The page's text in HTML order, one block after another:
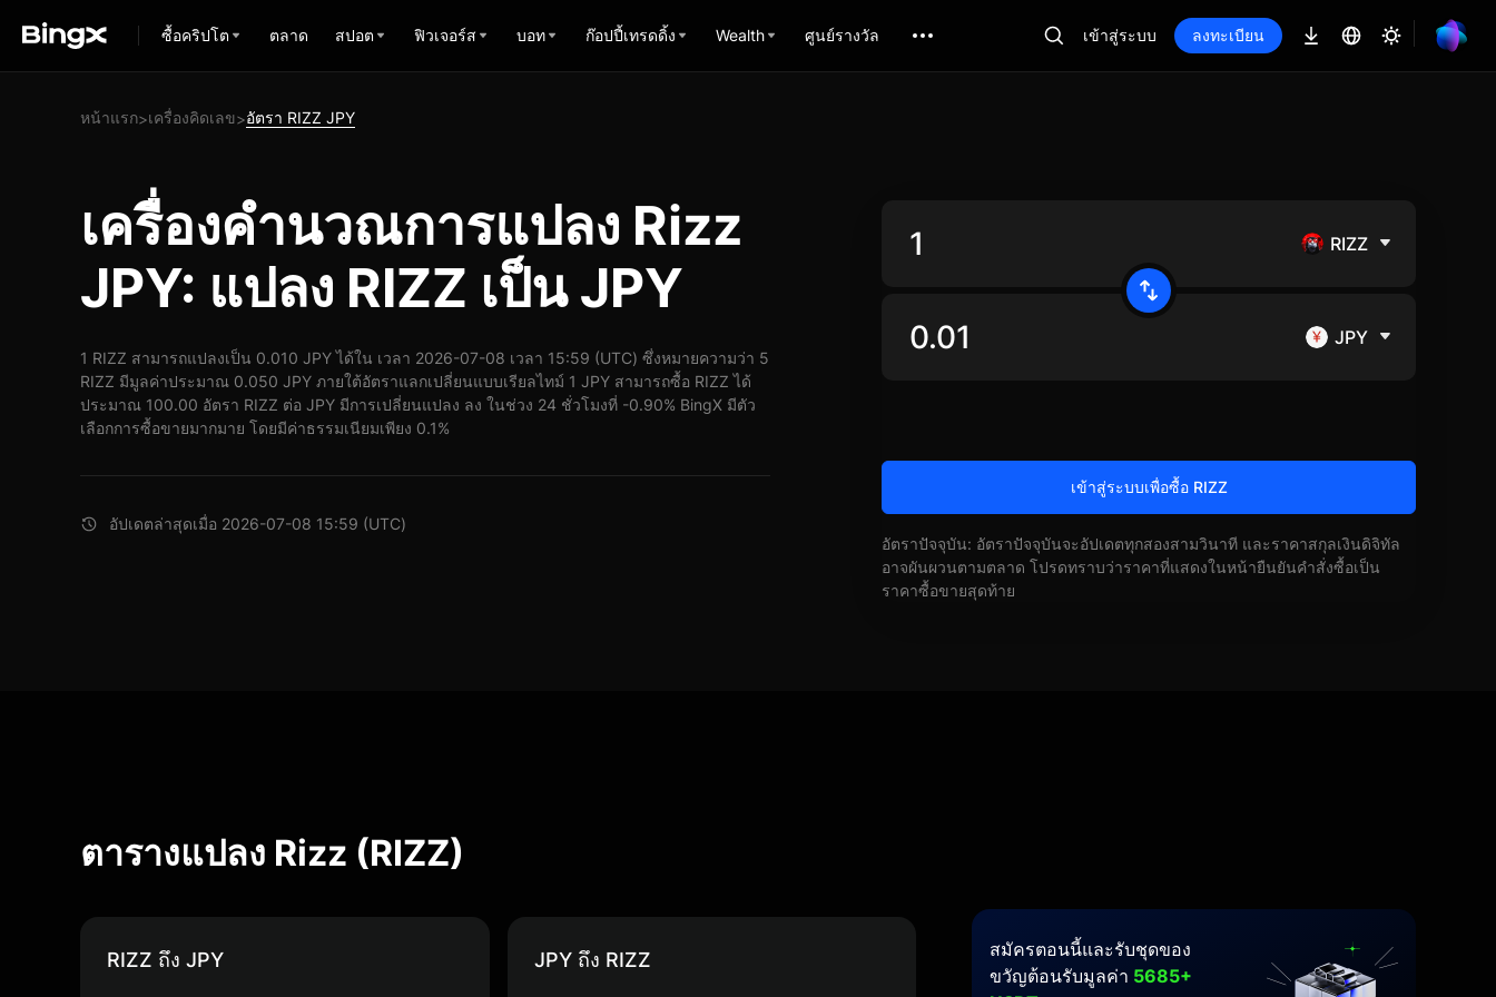
ซื้อคริปโต ตลาด สปอต ฟิวเจอร์ส บอท ก๊อปปี้เทรดดิ้ง Wealth ศูนย์รางวัล เข้าสู่ระบบ ลงทะเบียน
หน้าแรก>เครื่องคิดเลข>อัตรา RIZZ JPY
เครื่องคำนวณการแปลง Rizz
JPY: แปลง RIZZ เป็น JPY
1 RIZZ สามารถแปลงเป็น 0.010 JPY ได้ใน เวลา 2026-07-08 เวลา 15:59 (UTC) ซึ่งหมายความว่า 5
RIZZ มีมูลค่าประมาณ 0.050 JPY ภายใต้อัตราแลกเปลี่ยนแบบเรียลไทม์ 1 JPY สามารถซื้อ RIZZ ได้
ประมาณ 100.00 อัตรา RIZZ ต่อ JPY มีการเปลี่ยนแปลง ลง ในช่วง 24 ชั่วโมงที่ -0.90% BingX มีตัว
เลือกการซื้อขายมากมาย โดยมีค่าธรรมเนียมเพียง 0.1%
อัปเดตล่าสุดเมื่อ 2026-07-08 15:59 (UTC)
RIZZ
JPY
เข้าสู่ระบบเพื่อซื้อ RIZZ
อัตราปัจจุบัน: อัตราปัจจุบันจะอัปเดตทุกสองสามวินาที และราคาสกุลเงินดิจิทัล
อาจผันผวนตามตลาด โปรดทราบว่าราคาที่แสดงในหน้ายืนยันคำสั่งซื้อเป็น
ราคาซื้อขายสุดท้าย
ตารางแปลง Rizz (RIZZ)
RIZZ ถึง JPY JPY ถึง RIZZ
สมัครตอนนี้และรับชุดของ
ขวัญต้อนรับมูลค่า 5685+